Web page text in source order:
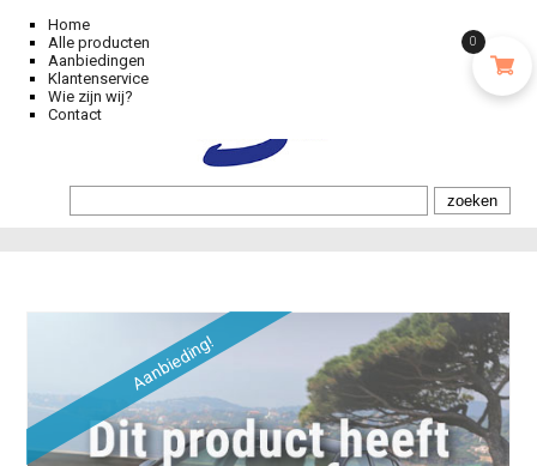
Home
Alle producten
Aanbiedingen
Klantenservice
Wie zijn wij?
Contact
Aanbieding!
0